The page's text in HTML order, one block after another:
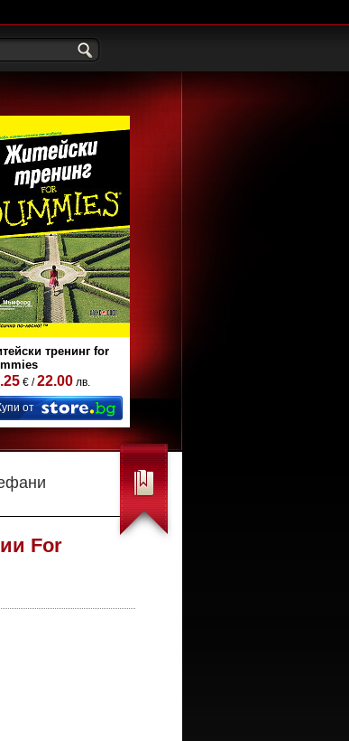
тренинг for
€ /22.00 лв.
от
For